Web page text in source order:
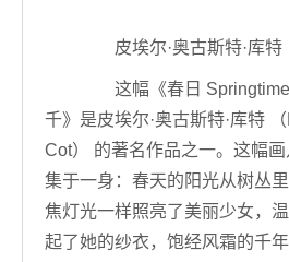
皮埃尔·奥古斯特·库特
这幅《春日 Springtime
千》是皮埃尔·奥古斯特·库特
Cot） 的著名作品之一。这幅
集于一身：春天的阳光从树丛
焦灯光一样照亮了美丽少女，
起了她的纱衣，饱经风霜的千